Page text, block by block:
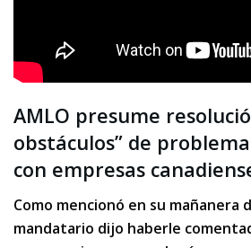
AMLO presume
obstáculos” de
con empresas
Como mencionó en su mañanera
mandatario dijo haberle